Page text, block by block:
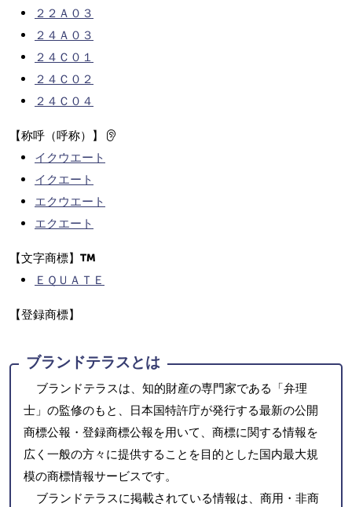
２２Ａ０３
２４Ａ０３
２４Ｃ０１
２４Ｃ０２
２４Ｃ０４
【称呼（呼称）】
イクウエート
イクエート
エクウエート
エクエート
【文字商標】
ＥＱＵＡＴＥ
【登録商標】
ブランドテラスとは
ブランドテラスは、知的財産の専門家である「弁理
士」の監修のもと、日本国特許庁が発行する最新の公開
商標公報・登録商標公報を用いて、商標に関する情報を
広く一般の方々に提供することを目的とした国内最大規
模の商標情報サービスです。
ブランドテラスに掲載されている情報は、商用・非商